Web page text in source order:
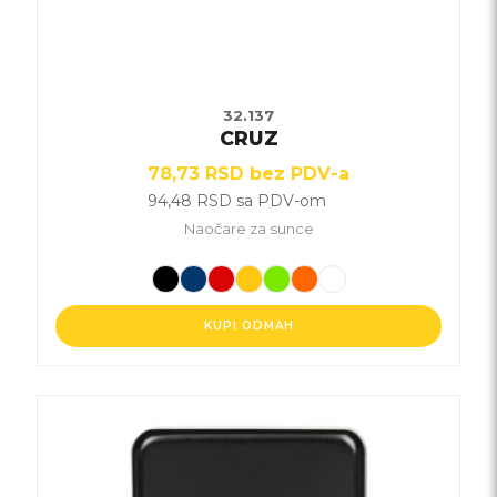
32.137
CRUZ
78,73 RSD bez PDV-a
94,48 RSD sa PDV-om
Naočare za sunce
KUPI ODMAH
proizvod